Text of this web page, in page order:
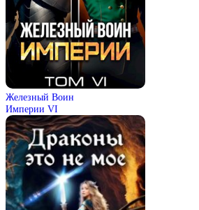
Железный Воин
Империи VI